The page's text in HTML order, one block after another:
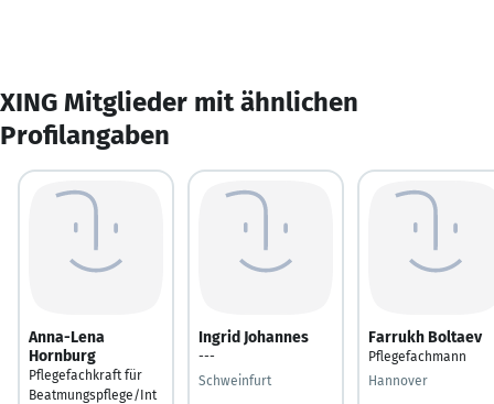
XING Mitglieder mit ähnlichen
Profilangaben
Anna-Lena
Hornburg
Pflegefachkraft für
Beatmungspflege/Int
Ingrid Johannes
---
Schweinfurt
Farrukh Boltaev
Pflegefachmann
Hannover